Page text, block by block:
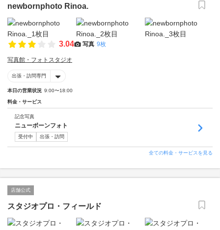
newbornphoto Rinoa.
3.04 写真 9枚
写真館・フォトスタジオ
出張・訪問専門
本日の営業状況 9:00〜18:00
料金・サービス
記念写真
ニューボーンフォト
受付中 出張・訪問
全ての料金・サービスを見る
店舗公式
スタジオプロ・フィールド